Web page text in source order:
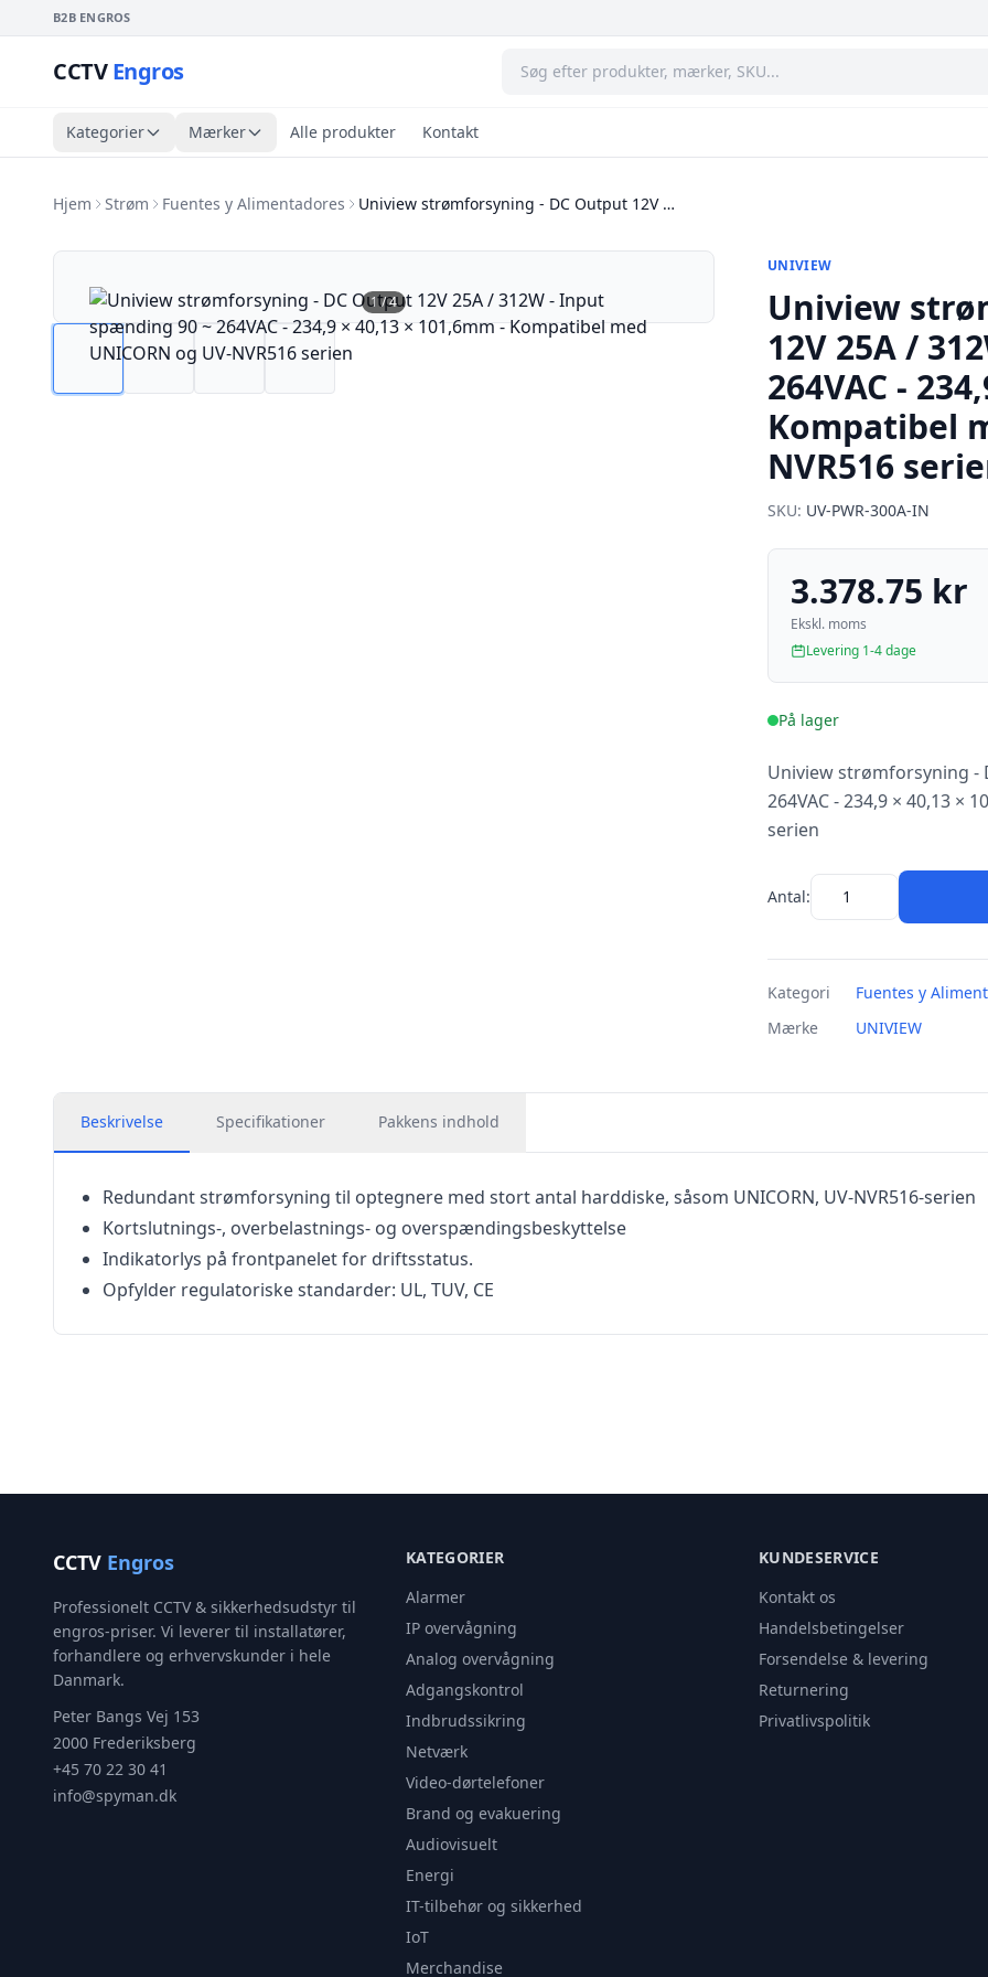
B2B ENGROS
CCTVEngros
Kategorier Mærker Alle produkter Kontakt
Hjem Strøm Fuentes y Alimentadores Uniview strømforsyning - DC Output 12V …
1/4
UNIVIEW
Uniview
12V 25A /
264VAC -
Kompatibel
NVR516
SKU: UV-PWR-300A-IN
3.378.75 kr
Ekskl. moms
Levering 1-4 dage
På lager
Uniview strømforsyning -
264VAC - 234,9 × 40,13 ×
serien
Antal:
Kategori
Fuentes y
Mærke
UNIVIEW
Beskrivelse Specifikationer Pakkens indhold
Redundant strømforsyning til optegnere med stort antal harddiske, såsom UNICORN, UV-NVR516-serien
Kortslutnings-, overbelastnings- og overspændingsbeskyttelse
Indikatorlys på frontpanelet for driftsstatus.
Opfylder regulatoriske standarder: UL, TUV, CE
CCTV Engros
Professionelt CCTV & sikkerhedsudstyr til
engros-priser. Vi leverer til installatører,
forhandlere og erhvervskunder i hele
Danmark.
Peter Bangs Vej 153
2000 Frederiksberg
+45 70 22 30 41
info@spyman.dk
KATEGORIER
Alarmer
IP overvågning
Analog overvågning
Adgangskontrol
Indbrudssikring
Netværk
Video-dørtelefoner
Brand og evakuering
Audiovisuelt
Energi
IT-tilbehør og sikkerhed
IoT
Merchandise
KUNDESERVICE
Kontakt os
Handelsbetingelser
Forsendelse & levering
Returnering
Privatlivspolitik